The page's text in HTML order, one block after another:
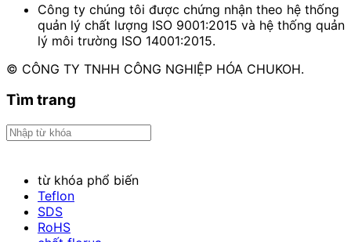
Công ty chúng tôi được chứng nhận theo hệ thống
quản lý chất lượng ISO 9001:2015 và hệ thống quản
lý môi trường ISO 14001:2015.
© CÔNG TY TNHH CÔNG NGHIỆP HÓA CHUKOH.
Tìm trang
từ khóa phổ biến
Teflon
SDS
RoHS